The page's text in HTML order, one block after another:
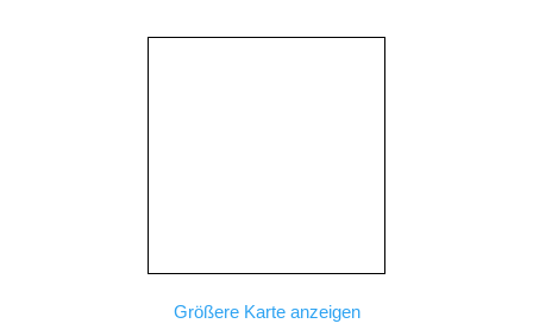
Größere Karte anzeigen